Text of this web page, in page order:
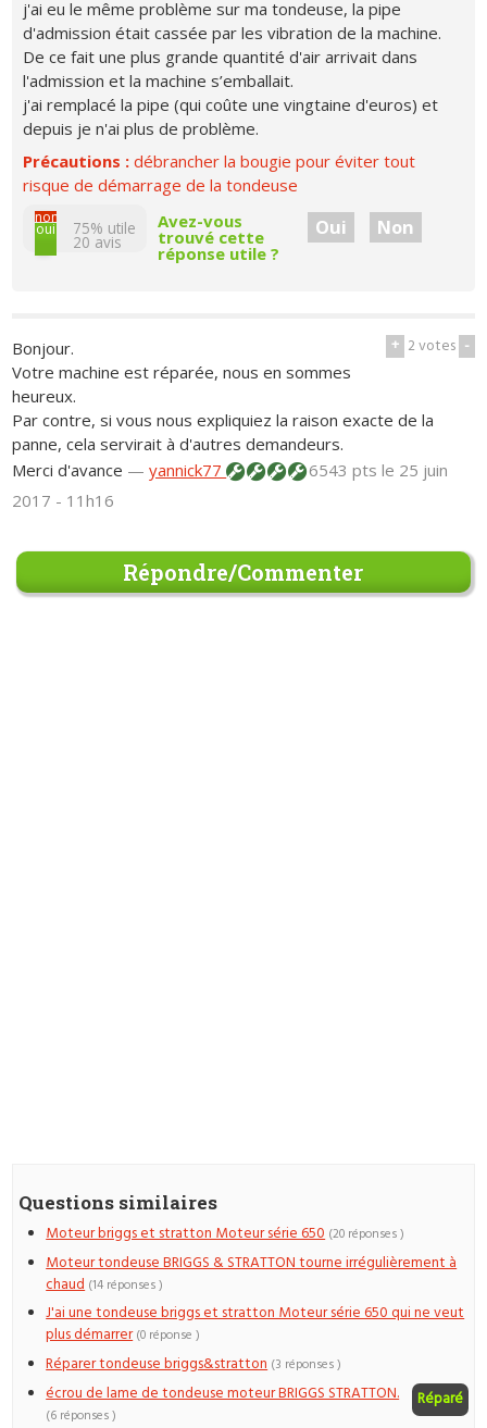
j'ai eu le même problème sur ma tondeuse, la pipe
d'admission était cassée par les vibration de la machine.
De ce fait une plus grande quantité d'air arrivait dans
l'admission et la machine s’emballait.
j'ai remplacé la pipe (qui coûte une vingtaine d'euros) et
depuis je n'ai plus de problème.
Précautions :débrancher la bougie pour éviter tout
risque de démarrage de la tondeuse
non
oui 75% utile
20 avis
Avez-vous
trouvé cette
réponse utile ?
Oui Non
+ 2votes -
Bonjour.
Votre machine est réparée, nous en sommes
heureux.
Par contre, si vous nous expliquiez la raison exacte de la
panne, cela servirait à d'autres demandeurs.
Merci d'avance —yannick77 6543 ptsle 25 juin
2017 - 11h16
Répondre/Commenter
Questions similaires
Moteur briggs et stratton Moteur série 650 (20 réponses )
Moteur tondeuse BRIGGS & STRATTON tourne irrégulièrement à
chaud (14 réponses )
J'ai une tondeuse briggs et stratton Moteur série 650 qui ne veut
plus démarrer (0 réponse )
Réparer tondeuse briggs&stratton (3 réponses )
écrou de lame de tondeuse moteur BRIGGS STRATTON. Réparé
(6 réponses )